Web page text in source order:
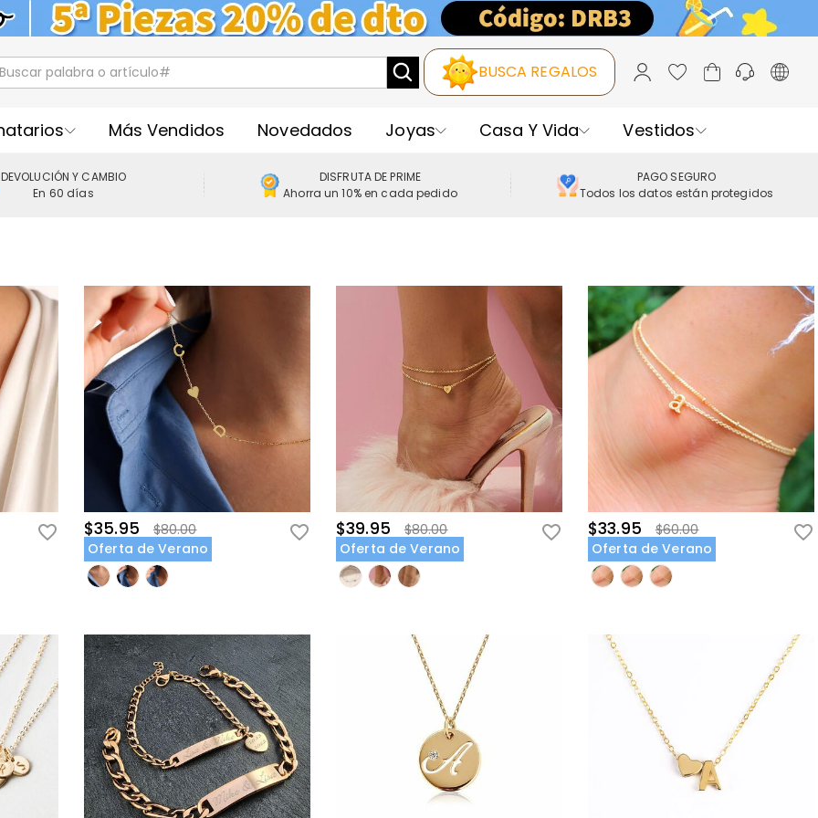
BUSCA REGALOS
Más Vendidos Novedados Joyas Casa Y Vida Vestidos
DEVOLUCIÓN Y CAMBIO
En 60 días
DISFRUTA DE PRIME
Ahorra un 10% en cada pedido
PAGO SEGURO
Todos los datos están protegidos
$35.95
$80.00
Oferta de Verano
$39.95
$80.00
Oferta de Verano
$33.95
$60.00
Oferta de Verano